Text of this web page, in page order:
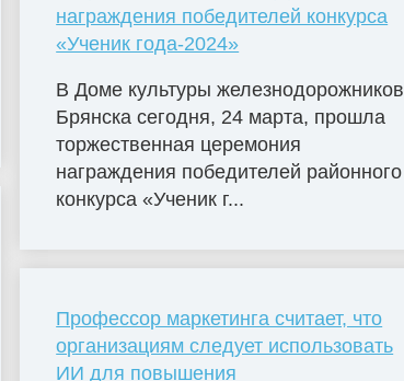
награждения победителей конкурса
«Ученик года-2024»
В Доме культуры железнодорожников
Брянска сегодня, 24 марта, прошла
торжественная церемония
награждения победителей районного
конкурса «Ученик г...
Профессор маркетинга считает, что
организациям следует использовать
ИИ для повышения